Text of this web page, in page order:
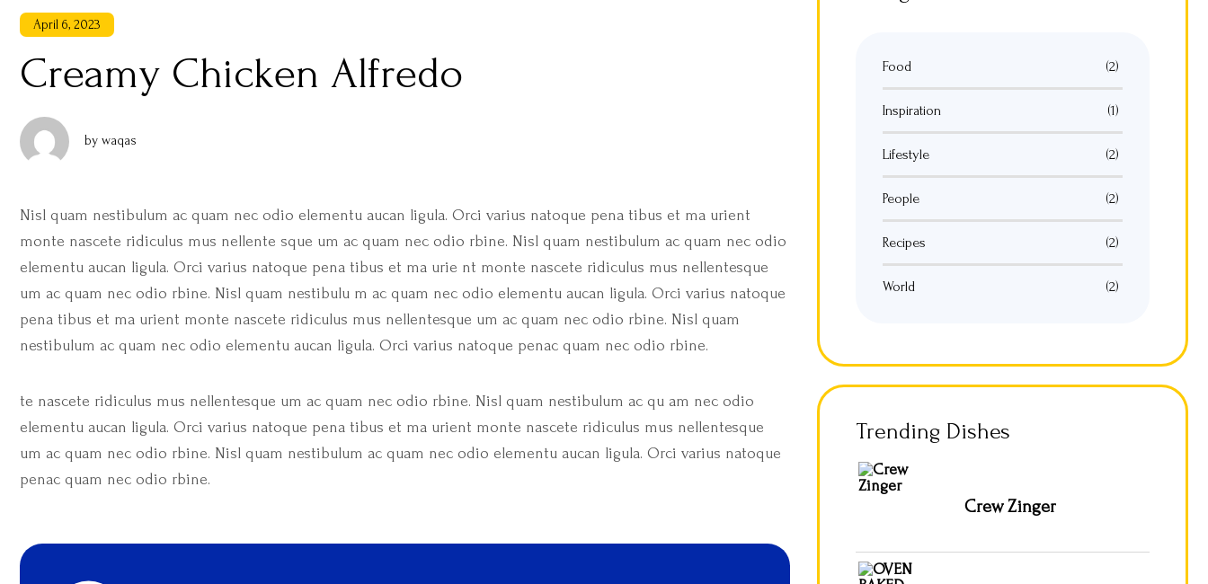
April 6, 2023
Creamy Chicken Alfredo
by waqas
Nisl quam nestibulum ac quam nec odio elementu aucan ligula. Orci varius natoque pena tibus et ma urient
monte nascete ridiculus mus nellente sque um ac quam nec odio rbine. Nisl quam nestibulum ac quam nec odio
elementu aucan ligula. Orci varius natoque pena tibus et ma urie nt monte nascete ridiculus mus nellentesque
um ac quam nec odio rbine. Nisl quam nestibulu m ac quam nec odio elementu aucan ligula. Orci varius natoque
pena tibus et ma urient monte nascete ridiculus mus nellentesque um ac quam nec odio rbine. Nisl quam
nestibulum ac quam nec odio elementu aucan ligula. Orci varius natoque penac quam nec odio rbine.
te nascete ridiculus mus nellentesque um ac quam nec odio rbine. Nisl quam nestibulum ac qu am nec odio
elementu aucan ligula. Orci varius natoque pena tibus et ma urient monte nascete ridiculus mus nellentesque
um ac quam nec odio rbine. Nisl quam nestibulum ac quam nec odio elementu aucan ligula. Orci varius natoque
penac quam nec odio rbine.
Food (2)
Inspiration (1)
Lifestyle (2)
People (2)
Recipes (2)
World (2)
Trending Dishes
Crew Zinger